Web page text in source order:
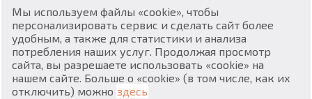
₽
₴
zł BG
Разработка и SEO продвижение сайтов
ЕИК 201160903
Мы используем файлы «cookie», чтобы
персонализировать сервис и сделать сайт более
удобным, а также для статистики и анализа
потребления наших услуг. Продолжая просмотр
сайта, вы разрешаете использовать «cookie» на
нашем сайте. Больше о «cookie» (в том числе, как их
отключить) можно здесь